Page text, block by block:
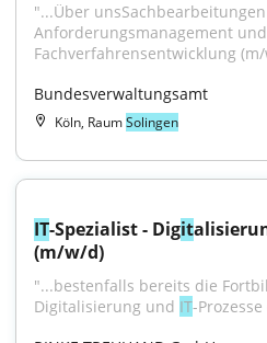
"...Über unsSachbearbeitungen
Anforderungsmanagement und
Fachverfahrensentwicklung
Bundesverwaltungsamt
Köln, RaumSolingen
IT-Spezialist - Digit
(m/w/d)
"...bestenfalls bereits die
Digitalisierung und IT-